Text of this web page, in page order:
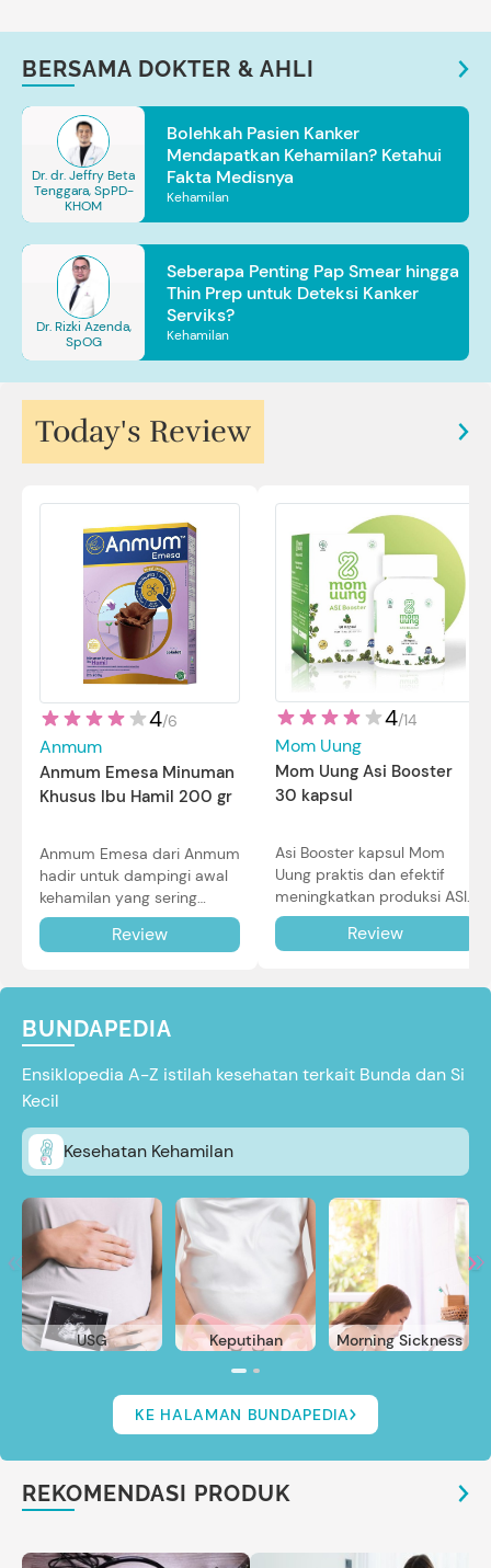
BERSAMA DOKTER & AHLI
Dr. dr. Jeffry Beta
Tenggara, SpPD-
KHOM
Bolehkah Pasien Kanker
Mendapatkan Kehamilan? Ketahui
Fakta Medisnya
Kehamilan
Dr. Rizki Azenda,
SpOG
Seberapa Penting Pap Smear hingga
Thin Prep untuk Deteksi Kanker
Serviks?
Kehamilan
Today's Review
4/6
Anmum
Anmum Emesa Minuman
Khusus Ibu Hamil 200 gr
Anmum Emesa dari Anmum
hadir untuk dampingi awal
kehamilan yang sering
diiringi dengan mual dan
muntah. Simak reviewnya di
Review
4/14
Mom Uung
Mom Uung Asi Booster
30 kapsul
Asi Booster kapsul Mom
Uung praktis dan efektif
meningkatkan produksi ASI
Bunda untuk Si Kecil. Simak
review lengkapnya di sini.
Review
BUNDAPEDIA
Ensiklopedia A-Z istilah kesehatan terkait Bunda dan Si
Kecil
Kesehatan Kehamilan
USG Keputihan Morning Sickness
KE HALAMAN BUNDAPEDIA
REKOMENDASI PRODUK